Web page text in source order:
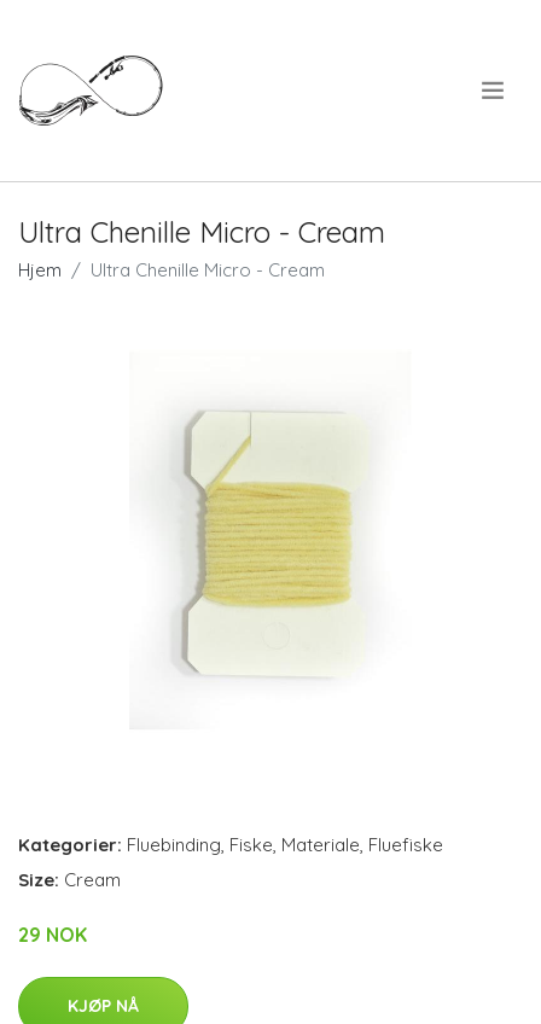
Ultra Chenille Micro - Cream
Hjem Ultra Chenille Micro - Cream
Kategorier: Fluebinding, Fiske, Materiale, Fluefiske
Size: Cream
29 NOK
KJØP NÅ